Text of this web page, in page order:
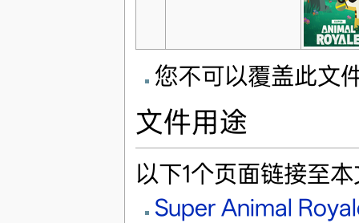
您不可以覆盖此文
文件用途
以下1个页面链接至
Super Animal